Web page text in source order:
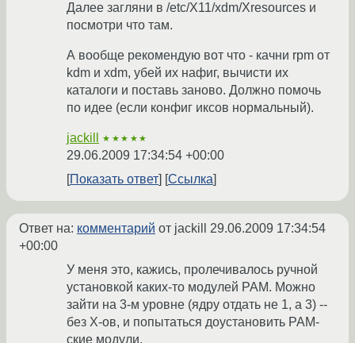
Далее загляни в /etc/X11/xdm/Xresources и
посмотри что там.
А вообще рекомендую вот что - качни rpm от
kdm и xdm, убей их нафиг, вычисти их
каталоги и поставь заново. Должно помочь
по идее (если конфиг иксов нормальный).
jackill ★★★★★
29.06.2009 17:34:54 +00:00
Показать ответ
Ссылка
Ответ на: комментарий от jackill 29.06.2009 17:34:54
+00:00
У меня это, кажись, пролечивалось ручной
установкой каких-то модулей PAM. Можно
зайти на 3-м уровне (ядру отдать не 1, а 3) --
без X-ов, и попытаться доустановить PAM-
ские модули.